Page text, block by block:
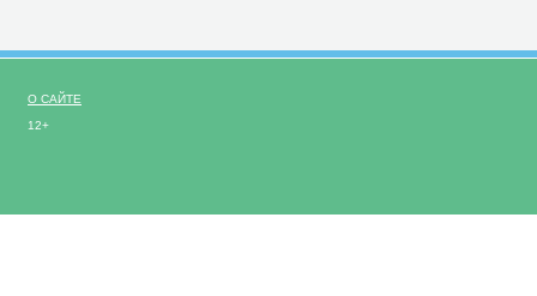
О САЙТЕ
12+